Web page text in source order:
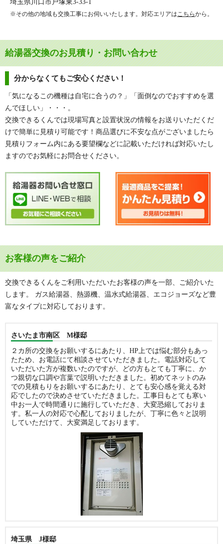
埼玉県川口市戸塚東3-33-1
※その他の地域も交換工事にお伺いいたします。対応エリアはこちらから。
給湯器交換のお見積り・お問い合わせ
分からなくてもご安心ください！
「気になるこの機種は自宅に合うの？」「面倒なのでおすすめを選
んでほしい」・・・。
交換できるくんでは現場写真と設置状況の情報をお送りいただくだ
けで簡単に見積り可能です！商品選びに不安な点がございましたら
見積りフォーム内にある要望欄などに記載いただければ対応いたし
ますのでお気軽にお問合せください。
お客様の声をご紹介
交換できるくんをご利用いただいたお客様の声を一部、ご紹介いた
します。 ガス給湯器、熱源機、温水式給湯器、エコジョーズなど豊
富なタイプに対応しております。
さいたま市南区 M様邸
２カ所の交換をお願いするにあたり、HP上では悩む部分もあっ
たため、お電話にて相談させていただきました。電話対応して
いただいた方が複数いたのですが、どの方もとても丁寧に、か
つ親切な口調や言葉で説明いただきました。初めてネットのみ
での見積もりをお願いするにあたり、とても安心感を覚える対
応でしたので決めさせていただきました。工事日もとても寒い
中お一人で時間通りに施行していただき、大変恐縮しておりま
す。私一人の対応で心配しておりましたが、丁寧に色々と説明
していただけて、大変満足しております。
埼玉県 J様邸